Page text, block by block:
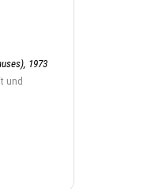
1973
und